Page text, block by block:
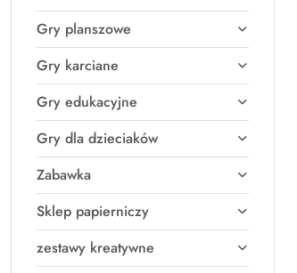
Gry planszowe
Gry karciane
Gry edukacyjne
Gry dla dzieciaków
Zabawka
Sklep papierniczy
zestawy kreatywne